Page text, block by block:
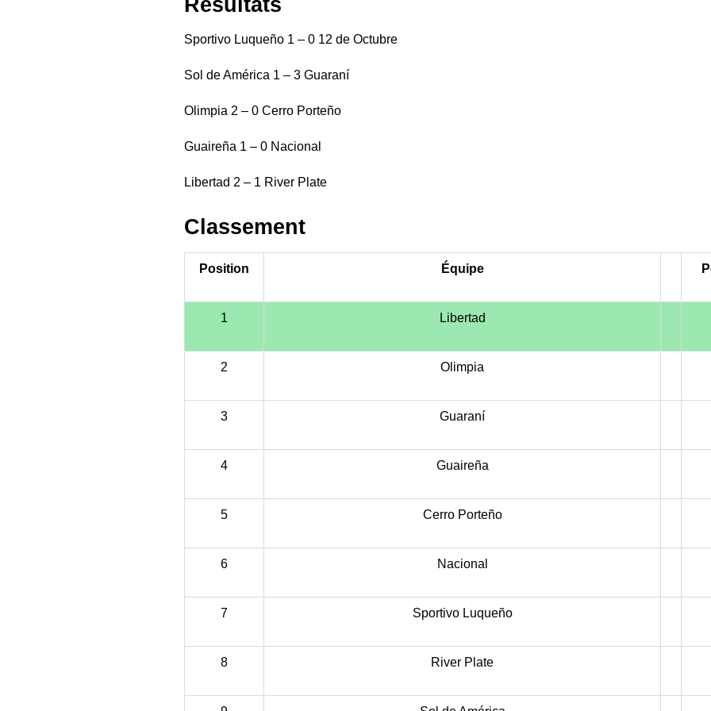
Sportivo Luqueño 1 – 0 12 de Octubre
Sol de América 1 – 3 Guaraní
Olimpia 2 – 0 Cerro Porteño
Guaireña 1 – 0 Nacional
Libertad 2 – 1 River Plate
Classement
Position Équipe
1 Libertad
2 Olimpia
3 Guaraní
4 Guaireña
5 Cerro Porteño
6 Nacional
7 Sportivo Luqueño
8 River Plate